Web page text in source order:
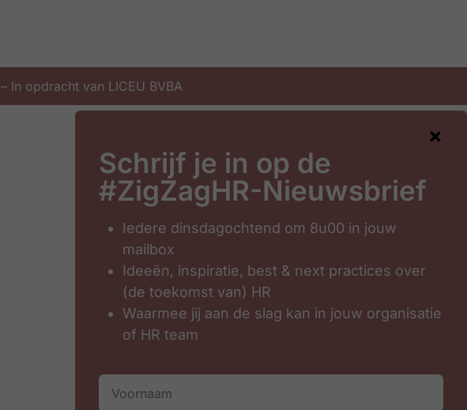
– In opdracht van LICEU BVBA
Schrijf je in op de
#ZigZagHR-Nieuwsbrief
Iedere dinsdagochtend om 8u00 in jouw
mailbox
Ideeën, inspiratie, best & next practices over
(de toekomst van) HR
Waarmee jij aan de slag kan in jouw organisatie
of HR team